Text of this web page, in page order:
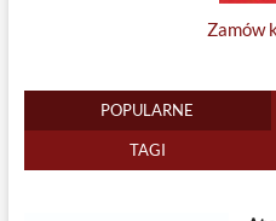
Zamów
POPULARNE
TAGI